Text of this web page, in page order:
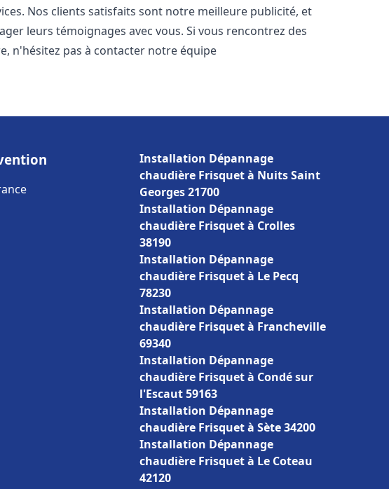
Nos clients satisfaits sont notre meilleure publicité, et
leurs témoignages avec vous. Si vous rencontrez des
n'hésitez pas à contacter notre équipe
Installation Dépannage
chaudière Frisquet à Nuits Saint
Georges 21700
Installation Dépannage
chaudière Frisquet à Crolles
38190
Installation Dépannage
chaudière Frisquet à Le Pecq
78230
Installation Dépannage
chaudière Frisquet à Francheville
69340
Installation Dépannage
chaudière Frisquet à Condé sur
l'Escaut 59163
Installation Dépannage
chaudière Frisquet à Sète 34200
Installation Dépannage
chaudière Frisquet à Le Coteau
42120